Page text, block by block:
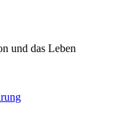
und das Leben